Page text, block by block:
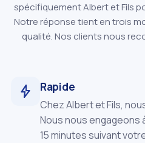
spécifiquement Albert et Fils
Notre réponse tient en trois
qualité. Nos clients nous
Rapide
Chez Albert et Fils,
Nous nous engageons
15 minutes suivant